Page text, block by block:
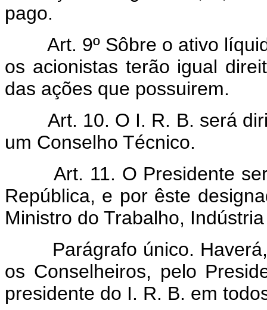
pago.
Art. 9º Sôbre o ativo
os acionistas terão igual
das ações que possuirem.
Art. 10. O I. R. B. será
um Conselho Técnico.
Art. 11. O Presidente
República, e por êste
Ministro do Trabalho,
Parágrafo único. Haverá,
os Conselheiros, pelo
presidente do I. R. B. em